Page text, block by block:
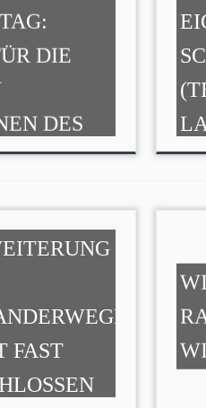
DIE
DES
FAST